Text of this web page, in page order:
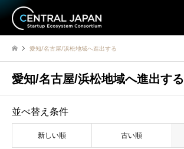
愛知/名古屋/浜松地域へ進出する
愛知/名古屋/浜松地域へ進出する
並べ替え条件
新しい順 古い順